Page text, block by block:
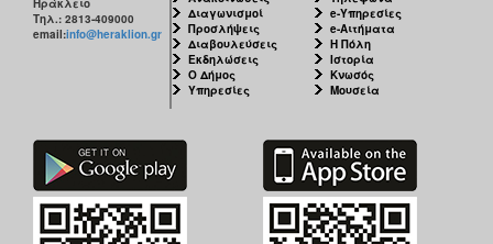
Τηλ.: 2813-409000
email:info@heraklion.gr
Διαγωνισμοί
Προσλήψεις
Διαβουλεύσεις
Εκδηλώσεις
Ο Δήμος
Υπηρεσίες
e-Υπηρεσίες
e-Αιτήματα
Η Πόλη
Ιστορία
Κνωσός
Μουσεία